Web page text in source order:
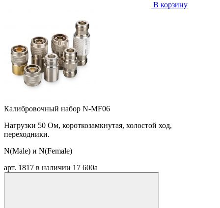
В корзину
Калибровочный набор N-MF06
Нагрузки 50 Ом, короткозамкнутая, холостой ход,
переходники.
N(Male) и N(Female)
арт. 1817 в наличии 17 600a